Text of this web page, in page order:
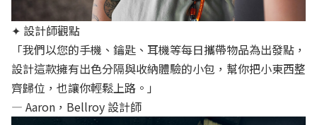
✦ 設計師觀點
「我們以您的手機、鑰匙、耳機等每日攜帶物品為出發點，
設計這款擁有出色分隔與收納體驗的小包，幫你把小東西整
齊歸位，也讓你輕鬆上路。」
— Aaron，Bellroy 設計師